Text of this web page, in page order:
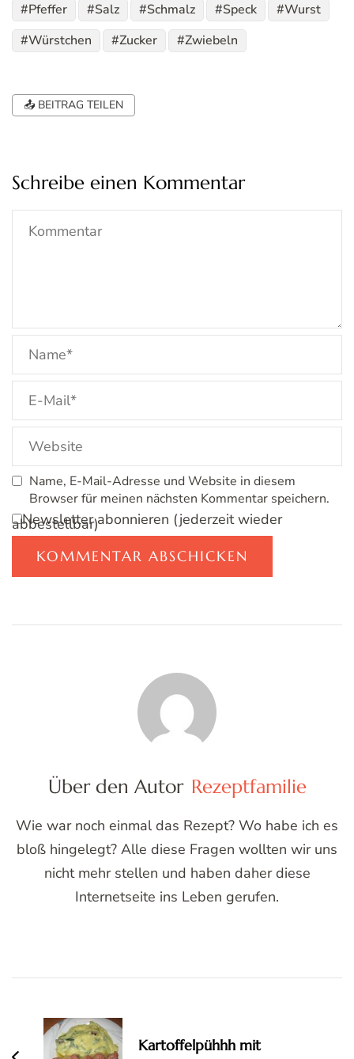
Pfeffer
Salz Schmalz Speck
Wurst
Würstchen
Zucker Zwiebeln
📤 BEITRAG TEILEN
Schreibe einen Kommentar
Name, E-Mail-Adresse und Website in diesem
Browser für meinen nächsten Kommentar speichern.
Newsletter abonnieren (jederzeit wieder
abbestellbar)
Über den Autor Rezeptfamilie
Wie war noch einmal das Rezept? Wo habe ich es
bloß hingelegt? Alle diese Fragen wollten wir uns
nicht mehr stellen und haben daher diese
Internetseite ins Leben gerufen.
Navigation
Kartoffelpühhh mit